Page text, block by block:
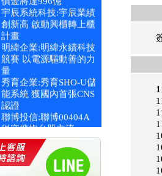
宇辰系統科技:宇辰業績
創新高 啟動興櫃轉上櫃
計畫
明緯企業:明緯永續科技
競賽 以電源驅動善的力
量
秀育企業:秀育SHO-U儲
能系統 獲國內首張CNS
認證
聯博投信:聯博00404A
從容擁抱台股主流
碩通散熱股份有限公司
公告董事會通過發言人
及代理發